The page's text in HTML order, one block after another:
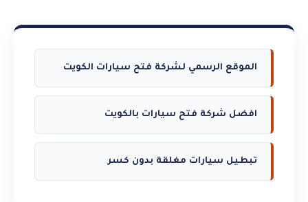
الموقع الرسمي لشركة فتح سيارات الكويت
افضل شركة فتح سيارات بالكويت
تبطيل سيارات مغلقة بدون كسر